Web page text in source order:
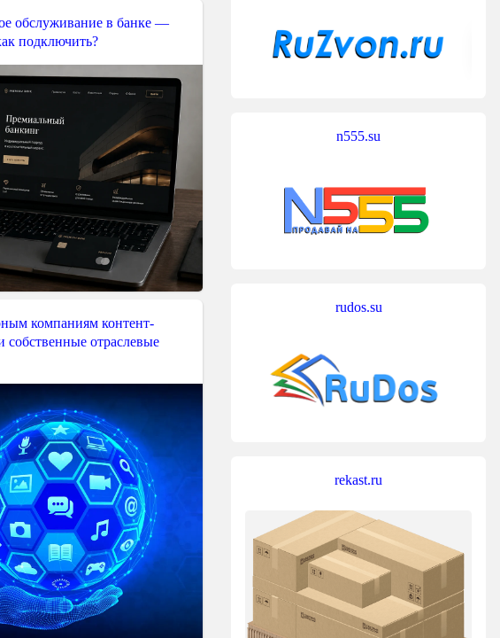
обслуживание в банке —
подключить?
компаниям контент-
собственные отраслевые
n555.su
rudos.su
rekast.ru